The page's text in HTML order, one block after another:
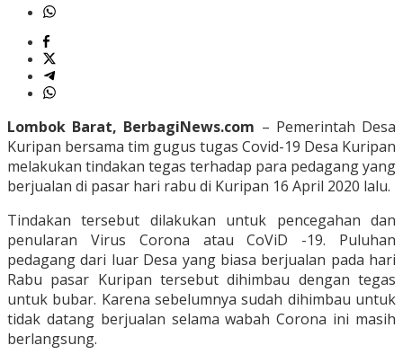
Lombok Barat, BerbagiNews.com – Pemerintah Desa
Kuripan bersama tim gugus tugas Covid-19 Desa Kuripan
melakukan tindakan tegas terhadap para pedagang yang
berjualan di pasar hari rabu di Kuripan 16 April 2020 lalu.
Tindakan tersebut dilakukan untuk pencegahan dan
penularan Virus Corona atau CoViD -19. Puluhan
pedagang dari luar Desa yang biasa berjualan pada hari
Rabu pasar Kuripan tersebut dihimbau dengan tegas
untuk bubar. Karena sebelumnya sudah dihimbau untuk
tidak datang berjualan selama wabah Corona ini masih
berlangsung.